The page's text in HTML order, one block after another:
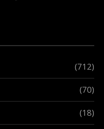
(712)
(70)
(18)